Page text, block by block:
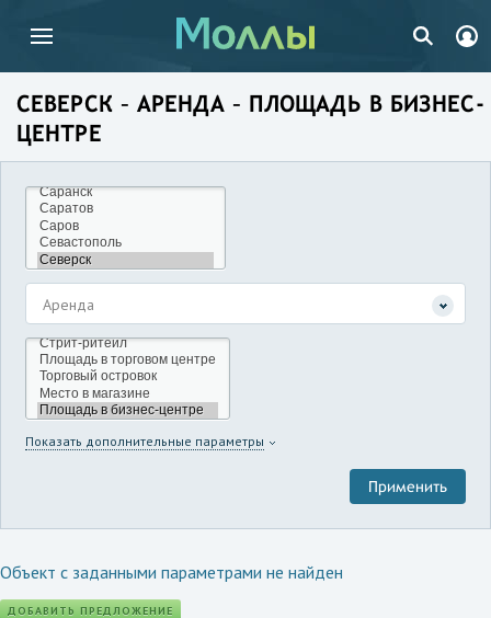
СЕВЕРСК – АРЕНДА – ПЛОЩАДЬ В БИЗНЕС-
ЦЕНТРЕ
Аренда
Показать дополнительные параметры
Объект с заданными параметрами не найден
ДОБАВИТЬ ПРЕДЛОЖЕНИЕ